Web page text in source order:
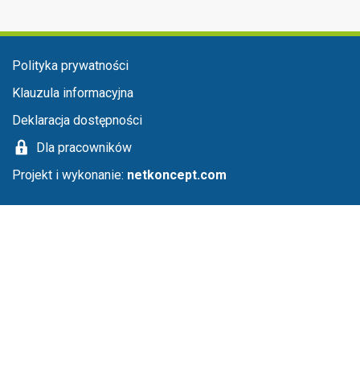
Menu stopka
Polityka prywatności
Klauzula informacyjna
Deklaracja dostępności
Dla pracowników
Projekt i wykonanie: netkoncept.com